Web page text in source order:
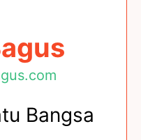
Bangsa